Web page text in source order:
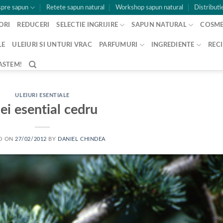
sapun Retete sapun natural Workshop sapun natural
REDUCERI SELECTIE INGRIJIRE SAPUN NATURAL
ULEIURI SI UNTURI VRAC PARFUMURI INGREDIENTE
ULEIURI ESENTIALE
esential cedru
ON 27/02/2012 BY DANIEL CHINDEA